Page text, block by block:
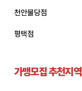
광주첨단점
노원점
천안불당점
평택점
가맹모집 추천지역